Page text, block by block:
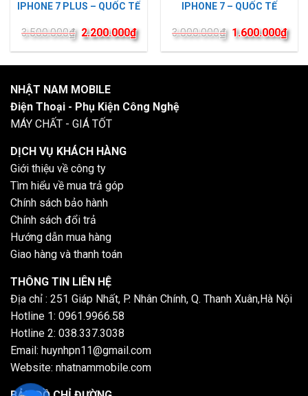
IPHONE 7 PLUS – QUỐC TẾ
3.500.000₫ 2.200.000₫
IPHONE 7 – QUỐC TẾ
3.000.000₫ 1.600.000₫
NHẬT NAM MOBILE
Điện Thoại - Phụ Kiện Công Nghệ
MÁY CHẤT - GIÁ TỐT
DỊCH VỤ KHÁCH HÀNG
Giới thiệu về công ty
Tìm hiểu về mua trả góp
Chính sách bảo hành
Chính sách đổi trả
Hướng dẫn mua hàng
Giao hàng và thanh toán
THÔNG TIN LIÊN HỆ
Địa chỉ : 251 Giáp Nhất, P. Nhân Chính, Q. Thanh Xuân,Hà Nội
Hotline 1: 0961.9966.58
Hotline 2: 038.337.3038
Email: huynhpn11@gmail.com
Website: nhatnammobile.com